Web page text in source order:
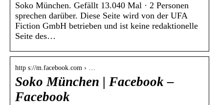
Soko München. Gefällt 13.040 Mal · 2 Personen
sprechen darüber. Diese Seite wird von der UFA
Fiction GmbH betrieben und ist keine redaktionelle
Seite des…
http s://m.facebook.com › …
Soko München | Facebook –
Facebook